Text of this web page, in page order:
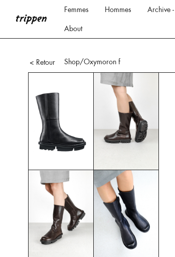
Femmes Hommes Archive
About
< Retour Shop/Oxymoron f